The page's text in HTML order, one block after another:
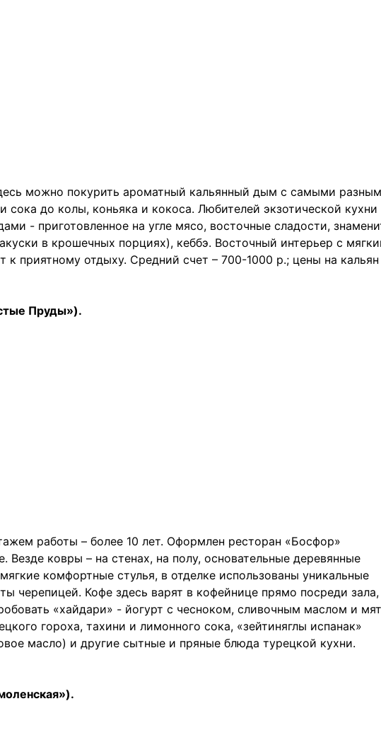
можно покурить ароматный кальянный дым с самыми
до колы, коньяка и кокоса. Любителей экзотической кухни
- приготовленное на угле мясо, восточные сладости,
в крошечных порциях), кеббэ. Восточный интерьер с
к приятному отдыху. Средний счет – 700-1000 р.; цены на кальян
Пруды»).
работы – более 10 лет. Оформлен ресторан «Босфор»
Везде ковры – на стенах, на полу, основательные деревянные
комфортные стулья, в отделке использованы уникальные
черепицей. Кофе здесь варят в кофейнице прямо посреди зала,
«хайдари» - йогурт с чесноком, сливочным маслом и
гороха, тахини и лимонного сока, «зейтиняглы испанак»
масло) и другие сытные и пряные блюда турецкой кухни.